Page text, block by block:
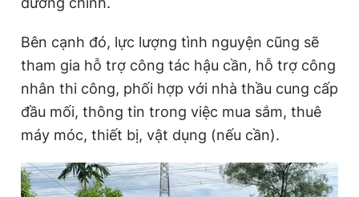
Bên cạnh đó, lực lượng tình nguyện cũng sẽ
tham gia hỗ trợ công tác hậu cần, hỗ trợ công
nhân thi công, phối hợp với nhà thầu cung cấp
đầu mối, thông tin trong việc mua sắm, thuê
máy móc, thiết bị, vật dụng (nếu cần).